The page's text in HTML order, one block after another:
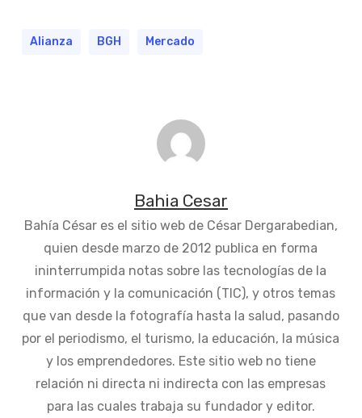
Alianza BGH Mercado
Bahia Cesar
Bahía César es el sitio web de César Dergarabedian,
quien desde marzo de 2012 publica en forma
ininterrumpida notas sobre las tecnologías de la
información y la comunicación (TIC), y otros temas
que van desde la fotografía hasta la salud, pasando
por el periodismo, el turismo, la educación, la música
y los emprendedores. Este sitio web no tiene
relación ni directa ni indirecta con las empresas
para las cuales trabaja su fundador y editor.